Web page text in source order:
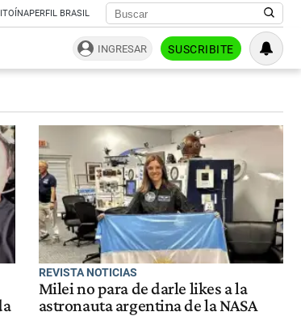
PERFIL BRASIL
INGRESAR SUSCRIBITE
REVISTA NOTICIAS
Milei no para de darle likes a la
astronauta argentina de la NASA